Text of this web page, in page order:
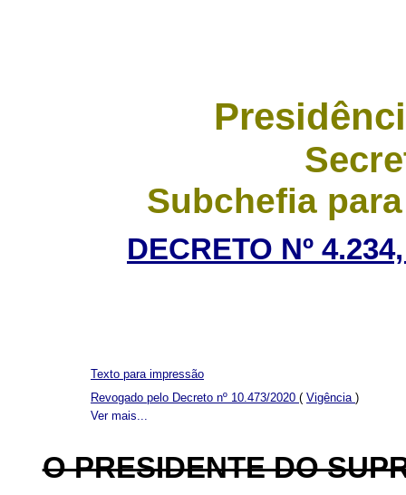
Subchefia
DECRETO Nº
Ver mais...
Texto para impressão
Revogado pelo Decreto nº 10.473/2020 ( Vigência )
O PRESIDENTE DO